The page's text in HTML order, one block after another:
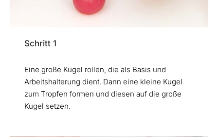
Schritt 1
Eine große Kugel rollen, die als Basis und
Arbeitshalterung dient. Dann eine kleine Kugel
zum Tropfen formen und diesen auf die große
Kugel setzen.